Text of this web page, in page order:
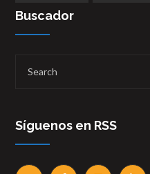
Buscador
Síguenos en RSS